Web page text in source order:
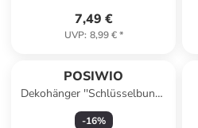
7,49 €
UVP: 8,99 €*
POSIWIO
Dekohänger ''Schlüsselbund''
in Braun - (L)23 cm
-16%